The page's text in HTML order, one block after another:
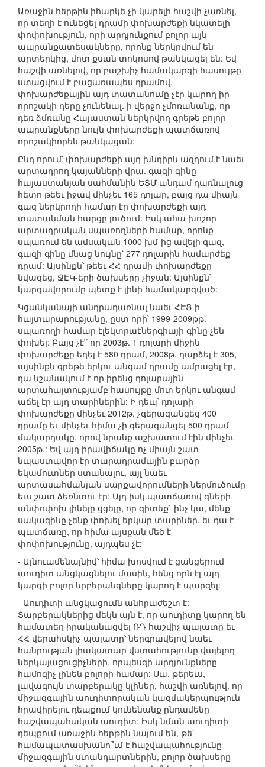
Առաջին հերթին իհարկե չի կարելի հաշվի չառնել,
որ տեղի է ունեցել դրամի փոխարժեքի նկատելի
փոփոխություն, որի արդյունքում բոլոր այն
ապրանքատեսակները, որոնք ներկրվում են
արտերկից, մոտ քսան տոկոսով թանկացել են: Եվ
հաշվի առնելով, որ բաշխիչ համակարգի հասույթը
ստացվում է բացառապես դրամով,
փոխարժեքային այդ տատանումը չէր կարող իր
որոշակի դերը չունենալ. ի վերջո չմոռանանք, որ
դեռ ձմռանը Հայաստան ներկրվող գրեթե բոլոր
ապրանքները նույն փոխարժեքի պատճառով
որոշակիորեն թանկացան:
Ընդ որում՝ փոխարժեքի այդ խնդիրն ազդում է նաեւ
արտադրող կայանների վրա. գազի գինը
հայաստանյան սահմանին ԵՏՄ անդամ դառնալուց
հետո թեեւ իջավ մինչեւ 165 դոլար, բայց դա միայն
գազ ներկրողի համար էր փոխարժեքի այդ
տատանման հարցը լուծում: Իսկ ահա խոշոր
արտադրական սպառողների համար, որոնք
սպառում են ամսական 1000 խմ-ից ավելի գազ,
գազի գինը մնաց նույնը՝ 277 դոլարին համարժեք
դրամ: Այսինքն՝ թեեւ ՀՀ դրամի փոխարժեքը
նվազեց, ՋԷԿ-երի ծախսերը չիջան: Այսինքն՝
կարգավորումը պետք է լինի համակարգված:
Կցանկանայի անդրադառնալ նաեւ ՀԷՑ-ի
հայտարարությանը, ըստ որի՝ 1999-2009թթ.
սպառողի համար էլեկտրաէներգիայի գինը չեն
փոխել: Բայց չէ՞ որ 2003թ. 1 դոլարի միջին
փոխարժեքը եղել է 580 դրամ, 2008թ. դարձել է 305,
այսինքն գրեթե երկու անգամ դրամը ամրացել էր,
դա նշանակում է որ իրենց դոլարային
արտահայտությամբ հասույթը մոտ երկու անգամ
աճել էր այդ տարիներին: Ի դեպ՝ դոլարի
փոխարժեքը մինչեւ 2012թ. չգերազանցեց 400
դրամը եւ մինչեւ հիմա չի գերազանցել 500 դրամ
մակարդակը, որով նրանք աշխատում էին մինչեւ
2005թ.: Եվ այդ իրավիճակը ոչ միայն շատ
նպաստավոր էր տարադրամային բարձր
եկամուտներ ստանալու, այլ նաեւ
արտասահմանյան սարքավորումների ներմուծումը
եւս շատ ձեռնտու էր: Այդ իսկ պատճառով գների
անփոփոխ լինելը ցցելը, որ գիտեք` ինչ կա, մենք
սակագինը չենք փոխել երկար տարիներ, եւ դա է
պատճառը, որ հիմա այսքան մեծ է
փոփոխությունը, այդպես չէ:
- Այնուամենայնիվ՝ հիմա խոսվում է ցանցերում
աուդիտ անցկացնելու մասին, հենց որն էլ այդ
կարգի բոլոր նրբերանգները կարող է պարզել:
- Աուդիտի անցկացումն անհրաժեշտ է:
Տարբերակներից մեկն այն է, որ աուդիտը կարող են
համատեղ իրականացվել ՌԴ հաշվիչ պալատը եւ
ՀՀ վերահսկիչ պալատը՝ ներգրավելով նաեւ
հանրության լիակատար վստահությունը վայելող
ներկայացուցիչների, որպեսզի արդյունքները
համոզիչ լինեն բոլորի համար: Սա, թերեւս,
լավագույն տարբերակը կլիներ, հաշվի առնելով, որ
միջազգային աուդիտորական կազմակերպություն
հրավիրելու դեպքում կունենանք ընդամենը
հաշվապահական աուդիտ: Իսկ նման աուդիտի
դեպքում առաջին հերթին նայում են, թե՝
համապատասխանո՞ւմ է հաշվապահությունը
միջազգային ստանդարտներին, բոլոր ծախսերը